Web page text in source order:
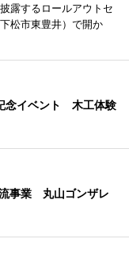
露するロールアウトセ
松市東豊井）で開か
念イベント 木工体験
事業 丸山ゴンザレ